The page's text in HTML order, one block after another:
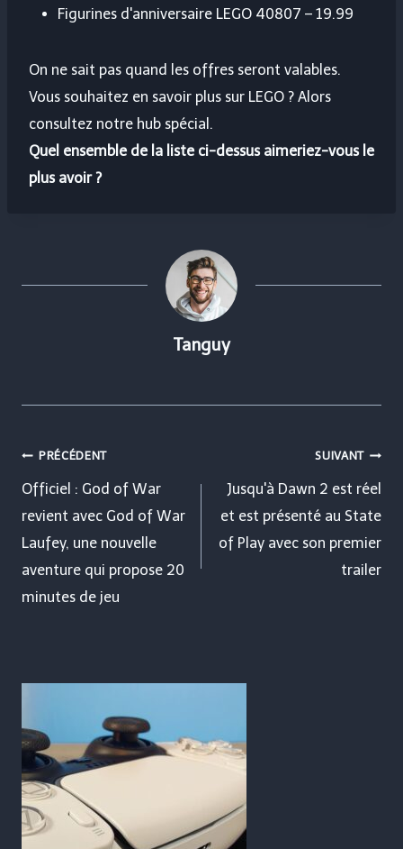
Figurines d'anniversaire LEGO 40807 – 19.99
On ne sait pas quand les offres seront valables.
Vous souhaitez en savoir plus sur LEGO ? Alors
consultez notre hub spécial.
Quel ensemble de la liste ci-dessus aimeriez-vous le
plus avoir ?
Tanguy
Navigation
de
l’article
PRÉCÉDENT
Officiel : God of War
revient avec God of War
Laufey, une nouvelle
aventure qui propose 20
minutes de jeu
SUIVANT
Jusqu'à Dawn 2 est réel
et est présenté au State
of Play avec son premier
trailer